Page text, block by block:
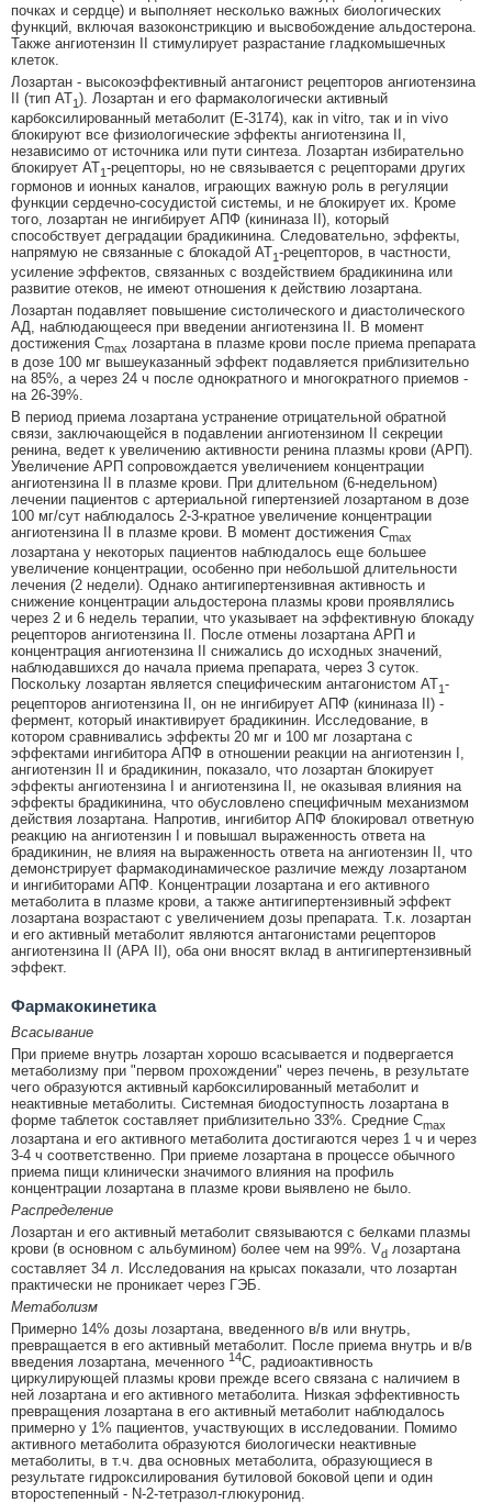
почках и сердце) и выполняет несколько важных биологических
функций, включая вазоконстрикцию и высвобождение альдостерона.
Также ангиотензин II стимулирует разрастание гладкомышечных
клеток.
Лозартан - высокоэффективный антагонист рецепторов ангиотензина
II (тип АТ1). Лозартан и его фармакологически активный
карбоксилированный метаболит (Е-3174), как in vitro, так и in vivo
блокируют все физиологические эффекты ангиотензина II,
независимо от источника или пути синтеза. Лозартан избирательно
блокирует АТ1-рецепторы, но не связывается с рецепторами других
гормонов и ионных каналов, играющих важную роль в регуляции
функции сердечно-сосудистой системы, и не блокирует их. Кроме
того, лозартан не ингибирует АПФ (кининаза II), который
способствует деградации брадикинина. Следовательно, эффекты,
напрямую не связанные с блокадой АТ1-рецепторов, в частности,
усиление эффектов, связанных с воздействием брадикинина или
развитие отеков, не имеют отношения к действию лозартана.
Лозартан подавляет повышение систолического и диастолического
АД, наблюдающееся при введении ангиотензина II. В момент
достижения Cmax лозартана в плазме крови после приема препарата
в дозе 100 мг вышеуказанный эффект подавляется приблизительно
на 85%, а через 24 ч после однократного и многократного приемов -
на 26-39%.
В период приема лозартана устранение отрицательной обратной
связи, заключающейся в подавлении ангиотензином II секреции
ренина, ведет к увеличению активности ренина плазмы крови (АРП).
Увеличение АРП сопровождается увеличением концентрации
ангиотензина II в плазме крови. При длительном (6-недельном)
лечении пациентов с артериальной гипертензией лозартаном в дозе
100 мг/сут наблюдалось 2-3-кратное увеличение концентрации
ангиотензина II в плазме крови. В момент достижения Сmax
лозартана у некоторых пациентов наблюдалось еще большее
увеличение концентрации, особенно при небольшой длительности
лечения (2 недели). Однако антигипертензивная активность и
снижение концентрации альдостерона плазмы крови проявлялись
через 2 и 6 недель терапии, что указывает на эффективную блокаду
рецепторов ангиотензина II. После отмены лозартана АРП и
концентрация ангиотензина II снижались до исходных значений,
наблюдавшихся до начала приема препарата, через 3 суток.
Поскольку лозартан является специфическим антагонистом AT1-
рецепторов ангиотензина II, он не ингибирует АПФ (кининаза II) -
фермент, который инактивирует брадикинин. Исследование, в
котором сравнивались эффекты 20 мг и 100 мг лозартана с
эффектами ингибитора АПФ в отношении реакции на ангиотензин I,
ангиотензин II и брадикинин, показало, что лозартан блокирует
эффекты ангиотензина I и ангиотензина II, не оказывая влияния на
эффекты брадикинина, что обусловлено специфичным механизмом
действия лозартана. Напротив, ингибитор АПФ блокировал ответную
реакцию на ангиотензин I и повышал выраженность ответа на
брадикинин, не влияя на выраженность ответа на ангиотензин II, что
демонстрирует фармакодинамическое различие между лозартаном
и ингибиторами АПФ. Концентрации лозартана и его активного
метаболита в плазме крови, а также антигипертензивный эффект
лозартана возрастают с увеличением дозы препарата. Т.к. лозартан
и его активный метаболит являются антагонистами рецепторов
ангиотензина II (АРА II), оба они вносят вклад в антигипертензивный
эффект.
Фармакокинетика
Всасывание
При приеме внутрь лозартан хорошо всасывается и подвергается
метаболизму при "первом прохождении" через печень, в результате
чего образуются активный карбоксилированный метаболит и
неактивные метаболиты. Системная биодоступность лозартана в
форме таблеток составляет приблизительно 33%. Средние Сmax
лозартана и его активного метаболита достигаются через 1 ч и через
3-4 ч соответственно. При приеме лозартана в процессе обычного
приема пищи клинически значимого влияния на профиль
концентрации лозартана в плазме крови выявлено не было.
Распределение
Лозартан и его активный метаболит связываются с белками плазмы
крови (в основном с альбумином) более чем на 99%. Vd лозартана
составляет 34 л. Исследования на крысах показали, что лозартан
практически не проникает через ГЭБ.
Метаболизм
Примерно 14% дозы лозартана, введенного в/в или внутрь,
превращается в его активный метаболит. После приема внутрь и в/в
введения лозартана, меченного 14С, радиоактивность
циркулирующей плазмы крови прежде всего связана с наличием в
ней лозартана и его активного метаболита. Низкая эффективность
превращения лозартана в его активный метаболит наблюдалось
примерно у 1% пациентов, участвующих в исследовании. Помимо
активного метаболита образуются биологически неактивные
метаболиты, в т.ч. два основных метаболита, образующиеся в
результате гидроксилирования бутиловой боковой цепи и один
второстепенный - N-2-тетразол-глюкуронид.